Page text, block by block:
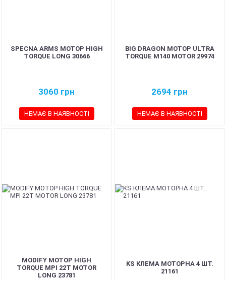
SPECNA ARMS МОТОР HIGH
TORQUE LONG 30666
3060 грн
НЕМАЄ В НАЯВНОСТІ
BIG DRAGON МОТОР ULTRA
TORQUE M140 MOTOR 29974
2694 грн
НЕМАЄ В НАЯВНОСТІ
MODIFY МОТОР HIGH
TORQUE MPI 22T MOTOR
LONG 23781
KS КЛЕМА МОТОРНА 4 ШТ.
21161